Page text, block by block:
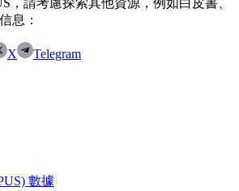
，請考慮探索其他資源，例如白皮書、
息：
X Telegram
數據